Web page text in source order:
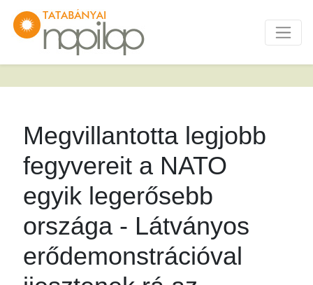
Megvillantotta legjobb
fegyvereit a NATO
egyik legerősebb
országa - Látványos
erődemonstrációval